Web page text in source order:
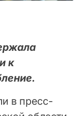
к
в пресс-